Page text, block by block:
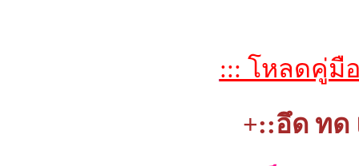
::: โหลดคู่มื
+::อึด ทด